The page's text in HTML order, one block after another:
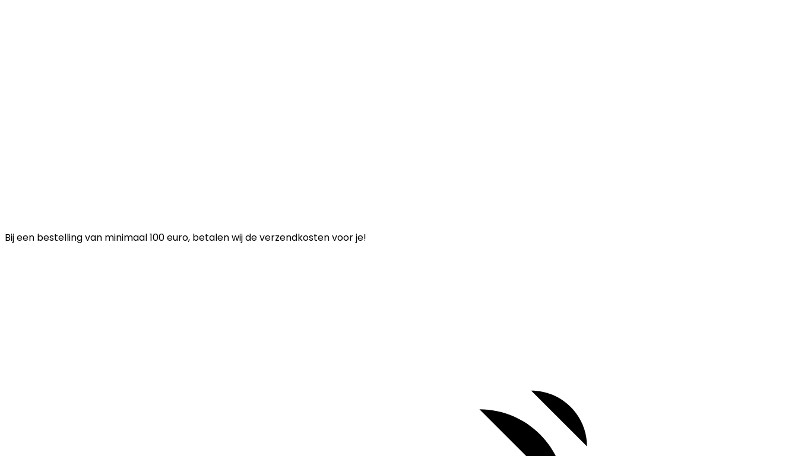
Bij een bestelling van minimaal 100 euro, betalen wij de verzendkosten voor je!